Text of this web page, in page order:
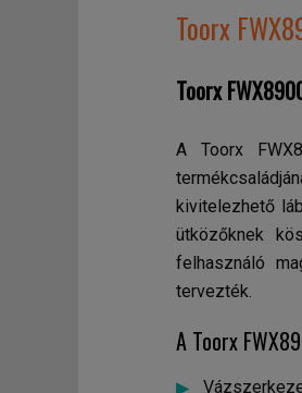
Toorx
Toorx
A Toorx
kivitelezhető
ütközőknek
felhasználó
tervezték.
A Toorx